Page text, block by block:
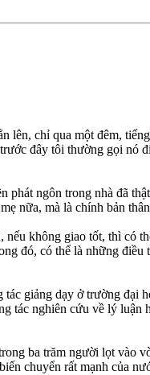
lên, chỉ qua một đêm,
đây tôi thường gọi nó
ngôn trong nhà đã
nữa, mà là chính bản
không giao tốt, thì có
đó, có thể là những điều
giảng dạy ở trường đại
tác nghiên cứu về lý luận
ba trăm người lọt vào
chuyển rất mạnh của